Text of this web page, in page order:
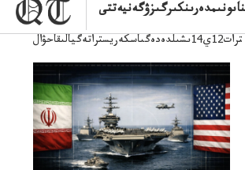
مايدان مەن تىمەنعى قتىلداعىوعىسى:
1قاجىتۋىلدەدەگسوعىسىري-
سترات12ي14ىشىلدەدەگىاسكەريستراتەگيالىقاحۋال